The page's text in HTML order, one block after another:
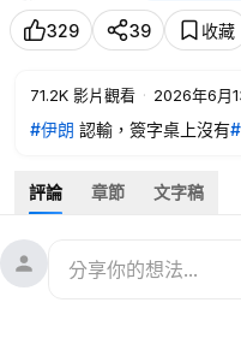
漫談20260612第1217期
329 39 收藏
71.2K 影片觀看 · 2026年6月
#伊朗 認輸，簽字桌上沒有
美籍緬甸學者
，專為#敏昂
20260612第1217期】
🛜🛜商業合作Sponsor
jfvideos@proton.me
評論 章節 文字稿